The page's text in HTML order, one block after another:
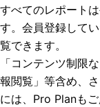
すべてのレポートは
す。会員登録して
覧できます。
「コンテンツ制限
報閲覧」 等含め、
には、Pro Planも